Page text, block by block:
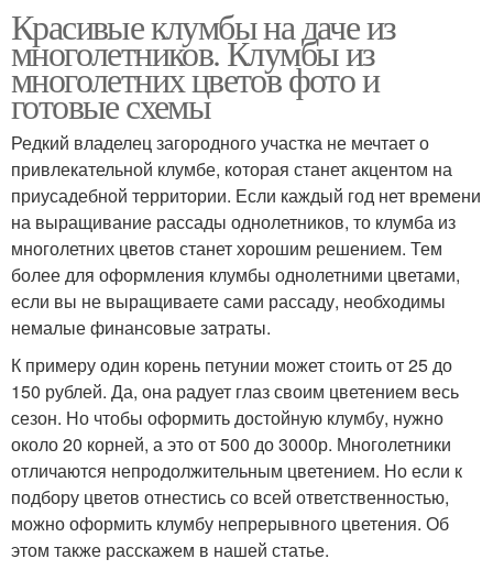
Красивые клумбы на даче из
многолетников. Клумбы из
многолетних цветов фото и
готовые схемы
Редкий владелец загородного участка не мечтает о
привлекательной клумбе, которая станет акцентом на
приусадебной территории. Если каждый год нет времени
на выращивание рассады однолетников, то клумба из
многолетних цветов станет хорошим решением. Тем
более для оформления клумбы однолетними цветами,
если вы не выращиваете сами рассаду, необходимы
немалые финансовые затраты.
К примеру один корень петунии может стоить от 25 до
150 рублей. Да, она радует глаз своим цветением весь
сезон. Но чтобы оформить достойную клумбу, нужно
около 20 корней, а это от 500 до 3000р. Многолетники
отличаются непродолжительным цветением. Но если к
подбору цветов отнестись со всей ответственностью,
можно оформить клумбу непрерывного цветения. Об
этом также расскажем в нашей статье.